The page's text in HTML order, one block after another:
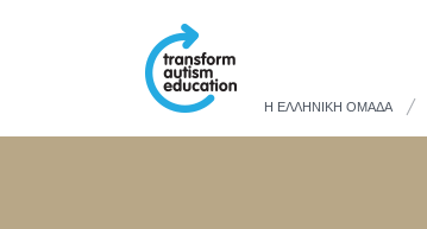
Η ΕΛΛΗΝΙΚΗ ΟΜΑΔΑ